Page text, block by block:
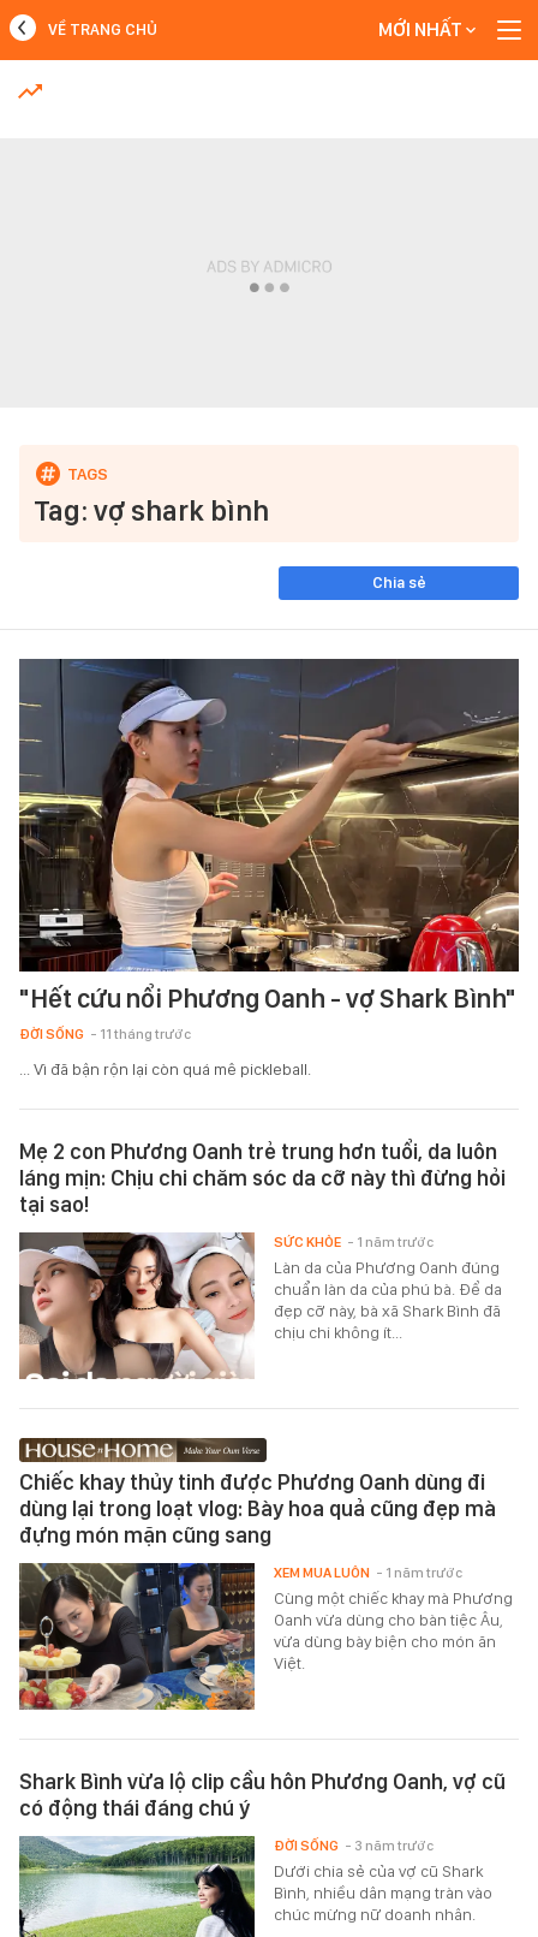
MỚI NHẤT
VỀ TRANG CHỦ MỚI NHẤT
Tag: vợ shark bình
Chia sẻ
"Hết cứu nổi Phương Oanh - vợ Shark Bình"
ĐỜI SỐNG - 11 tháng trước
... Vì đã bận rộn lại còn quá mê pickleball.
Mẹ 2 con Phương Oanh trẻ trung hơn tuổi, da luôn
láng mịn: Chịu chi chăm sóc da cỡ này thì đừng hỏi
tại sao!
Làn da của Phương Oanh đúng
chuẩn làn da của phú bà. Để da
đẹp cỡ này, bà xã Shark Bình đã
chịu chi không ít...
SỨC KHỎE - 1 năm trước
Chiếc khay thủy tinh được Phương Oanh dùng đi
dùng lại trong loạt vlog: Bày hoa quả cũng đẹp mà
đựng món mặn cũng sang
Cùng một chiếc khay mà Phương
Oanh vừa dùng cho bàn tiệc Âu,
vừa dùng bày biện cho món ăn
Việt.
XEM MUA LUÔN - 1 năm trước
Shark Bình vừa lộ clip cầu hôn Phương Oanh, vợ cũ
có động thái đáng chú ý
Dưới chia sẻ của vợ cũ Shark
Bình, nhiều dân mạng tràn vào
chúc mừng nữ doanh nhân.
ĐỜI SỐNG - 3 năm trước